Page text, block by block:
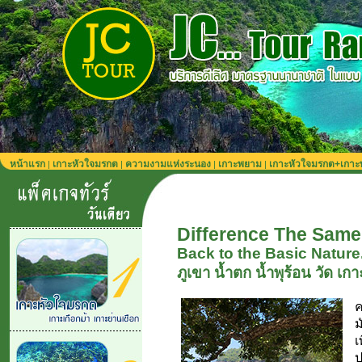
หน้าแรก | เกาะหัวใจมรกต | ความงามแห่งระนอง | เกาะพยาม | เกาะหัวใจมรกต+เกา
Difference The
Back to the Basic
ภูเขา น้ำตก น้ำพุร้อน วัด เก